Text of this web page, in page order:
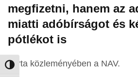
Nagy kontraszt váltása
megfizetni, hanem az
miatti adóbírságot és
pótlékot is
– írta közleményében a NAV.